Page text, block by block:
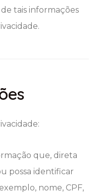
tais informações
que, direta
possa identificar
nome, CPF,